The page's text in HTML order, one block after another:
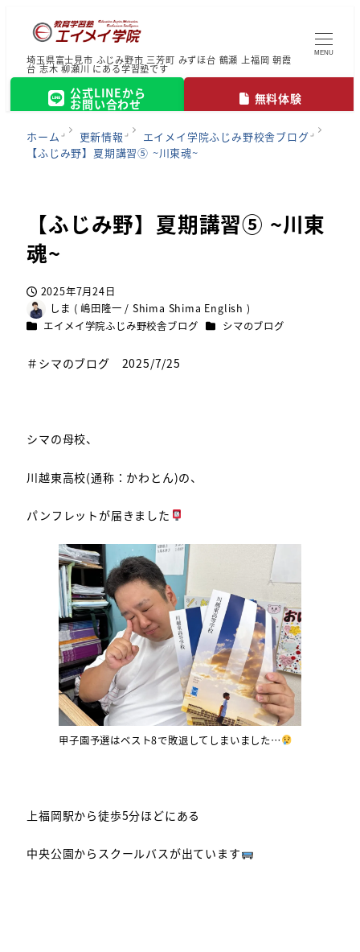
埼玉県富士見市 ふじみ野市 三芳町 みずほ台 鶴瀬 上福岡 朝霞
台 志木 柳瀬川 にある学習塾です
公式LINEから
お問い合わせ 無料体験
MENU
ホーム 更新情報
エイメイ学院ふじみ野校舎ブログ
【ふじみ野】夏期講習⑤ ~川東魂~
【ふじみ野】夏期講習⑤ ~川東
魂~
投稿日2025年7月24日
著
者
しま ( 嶋田隆一 / Shima Shima English )
カテゴリー
エイメイ学院ふじみ野校舎ブログ カテゴリー
シマのブログ
＃シマのブログ 2025/7/25
シマの母校、
川越東高校(通称：かわとん)の、
パンフレットが届きました
甲子園予選はベスト8で敗退してしまいました…
上福岡駅から徒歩5分ほどにある
中央公園からスクールバスが出ています